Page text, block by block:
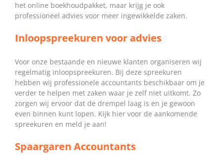
het online boekhoudpakket, maar krijg je ook
professioneel advies voor meer ingewikkelde zaken.
Inloopspreekuren voor advies
Voor onze bestaande en nieuwe klanten organiseren wij
regelmatig inloopspreekuren. Bij deze spreekuren
hebben wij professionele accountants beschikbaar om je
verder te helpen met zaken waar je zelf niet uitkomt. Zo
zorgen wij ervoor dat de drempel laag is en je gewoon
even binnen kunt lopen. Kijk hier voor de aankomende
spreekuren en meld je aan!
Spaargaren Accountants